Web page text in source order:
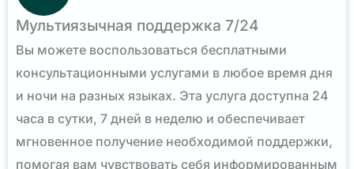
Мультиязычная поддержка 7/24
Вы можете воспользоваться бесплатными
консультационными услугами в любое время дня
и ночи на разных языках. Эта услуга доступна 24
часа в сутки, 7 дней в неделю и обеспечивает
мгновенное получение необходимой поддержки,
помогая вам чувствовать себя информированным